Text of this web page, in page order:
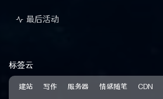
最后活动
标签云
建站 写作 服务器 情感随笔 CDN